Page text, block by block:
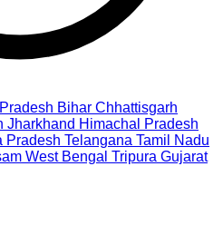
Bihar Chhattisgarh
Jharkhand Himachal Pradesh
Pradesh Telangana Tamil Nadu
West Bengal Tripura Gujarat